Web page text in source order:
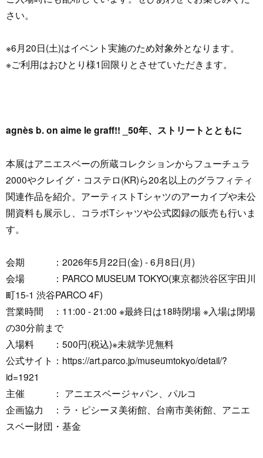
さい。
※6月20日(土)はイベント実施のため対象外となります。
※ご利用はおひとり様1回限りとさせていただきます。
agnès b. on aime le graff!! _50年、ストリートとともに
本展はアニエスベーの所蔵コレクションからフューチュラ
2000やクレイグ・コステロ(KR)ら20名以上のグラフィティ
関連作品を紹介。アーティストTシャツのアーカイブや未公
開資料も展示し、コラボTシャツや公式図録の販売も行いま
す。
会期 ：2026年5月22日(金) - 6月8日(月)
会場 ：PARCO MUSEUM TOKYO(東京都渋谷区宇田川
町15-1 渋谷PARCO 4F)
営業時間 ：11:00 - 21:00 ※最終日は18時閉場 ※入場は閉場
の30分前まで
入場料 ：500円(税込)※未就学児無料
公式サイト： https://art.parco.jp/museumtokyo/detail/?
id=1921
主催 ： アニエスベージャパン、パルコ
企画協力 ：ラ・ピシーヌ美術館、台南市美術館、アニエ
スベー財団・基金